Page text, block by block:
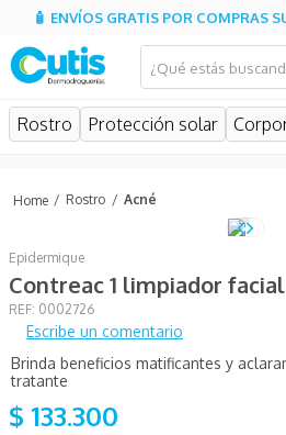
🧴 ENVÍOS GRATIS POR COMPRAS
¿Qué estás
Rostro Protección solar
Rostro Acné
Epidermique
Contreac 1 limpiador
: 0002726
Escribe un comentario
Brinda beneficios matificantes y
tratante
$ 133.300
MÁS BUSCADOS